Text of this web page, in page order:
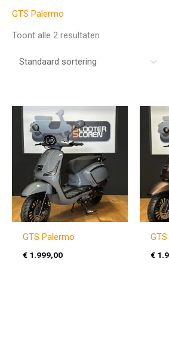
GTS Palermo
Toont alle 2 resultaten
GTS Palermo
€ 1.999,00 €